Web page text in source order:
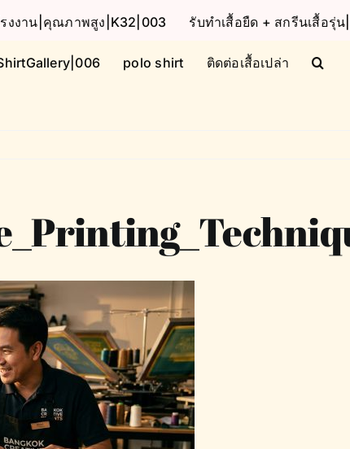
งงาน|คุณภาพสูง|K32|003 รับทำเสื้อยืด + สกรีนเสื้อรุ่
polo shirt ติดต่อเสื้อเปล่า